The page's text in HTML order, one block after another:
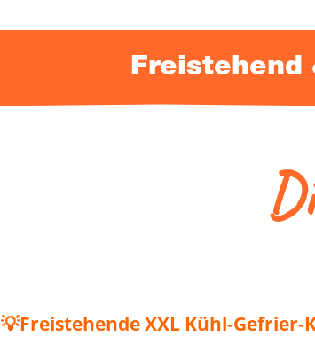
Frei­ste­hend
💡Frei­ste­hen­de XXL Kühl-